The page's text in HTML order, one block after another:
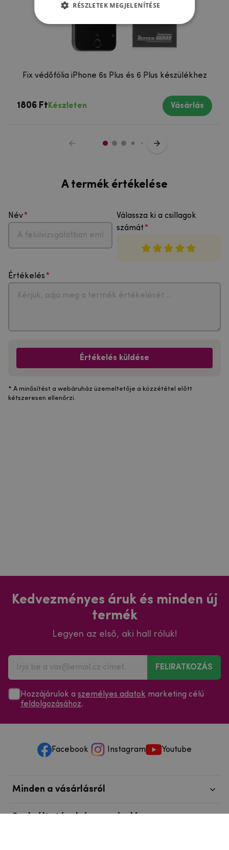
Fix védőfólia iPhone 6s Plus és 6 Plus készülékhez
1806 Ft Készleten Vásárlás
A termék értékelése
Név
Válassza ki a csillagok
számát
Értékelés
Értékelés küldése
* A minősítést a webáruház üzemeltetője a közzététel előtt
kétszeresen ellenőrzi.
Kedvezményes áruk és minden új
termék
Legyen az első, aki hall róluk!
FELIRATKOZÁS
Hozzájárulok a személyes adatok marketing célú
feldolgozásához.
Facebook Instagram Youtube
Minden a vásárlásról
RÉSZLETEK MEGJELENÍTÉSE